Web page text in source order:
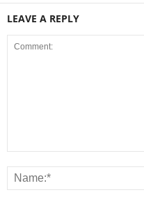
LEAVE A REPLY